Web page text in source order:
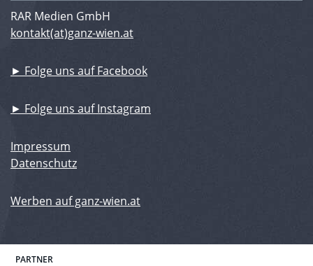
RAR Medien GmbH
kontakt(at)ganz-wien.at
► Folge uns auf Facebook
► Folge uns auf Instagram
Impressum
Datenschutz
Werben auf ganz-wien.at
PARTNER